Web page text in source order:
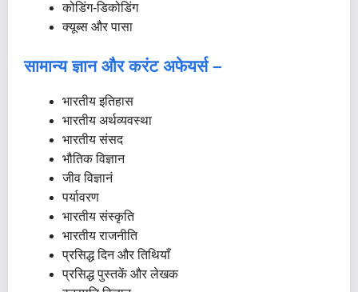
कोडिंग-डिकोडिंग
क्यूब्स और पासा
सामान्य ज्ञान और करंट अफेयर्स –
भारतीय इतिहास
भारतीय अर्थव्यवस्था
भारतीय संसद
भौतिक विज्ञान
जीव विज्ञानं
पर्यावरण
भारतीय संस्कृति
भारतीय राजनीति
प्रसिद्ध दिन और तिथियाँ
प्रसिद्ध पुस्तकें और लेखक